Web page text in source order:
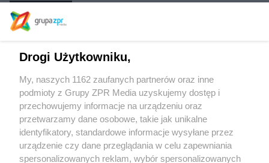
Szkoła / Ząbki
Kaplica / Rychwałd
Drogi Użytkowniku,
My, naszych 1162 zaufanych partnerów oraz inne
podmioty z Grupy ZPR Media uzyskujemy dostęp i
przechowujemy informacje na urządzeniu oraz
przetwarzamy dane osobowe, takie jak unikalne
identyfikatory, standardowe informacje wysyłane przez
urządzenie czy dane przeglądania w celu zapewniania
spersonalizowanych reklam, wybór spersonalizowanych